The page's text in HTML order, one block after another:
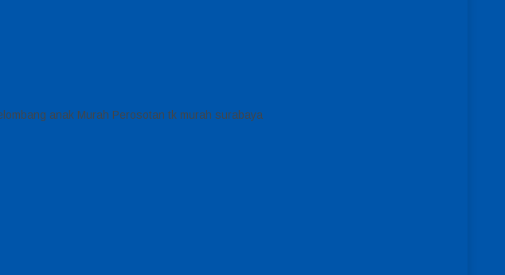
anak Murah Perosotan tk murah surabaya